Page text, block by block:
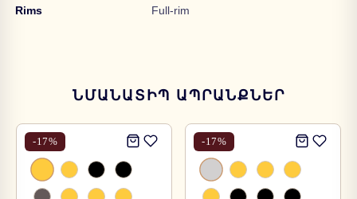
Rims Full-rim
ՆՄԱՆԱՏԻՊ ԱՊՐԱՆՔՆԵՐ
-17% -17%